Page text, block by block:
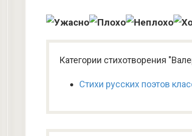
Категории стихотворения
Стихи русских поэтов